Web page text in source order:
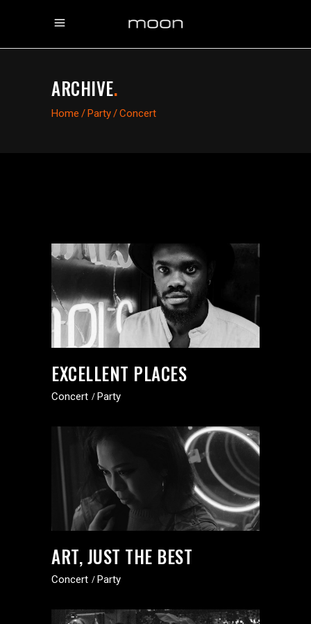
ARCHIVE.
Home /Party/Concert
EXCELLENT PLACES
Concert Party
ART, JUST THE BEST
Concert Party